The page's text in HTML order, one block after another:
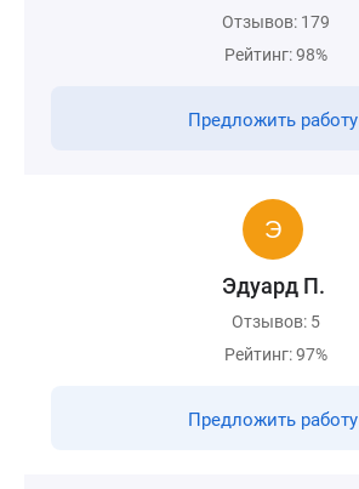
Отзывов: 179
Рейтинг: 98%
Предложить работу
Эдуард П.
Отзывов: 5
Рейтинг: 97%
Предложить работу